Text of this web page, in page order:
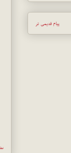
پیام قدیمی تر